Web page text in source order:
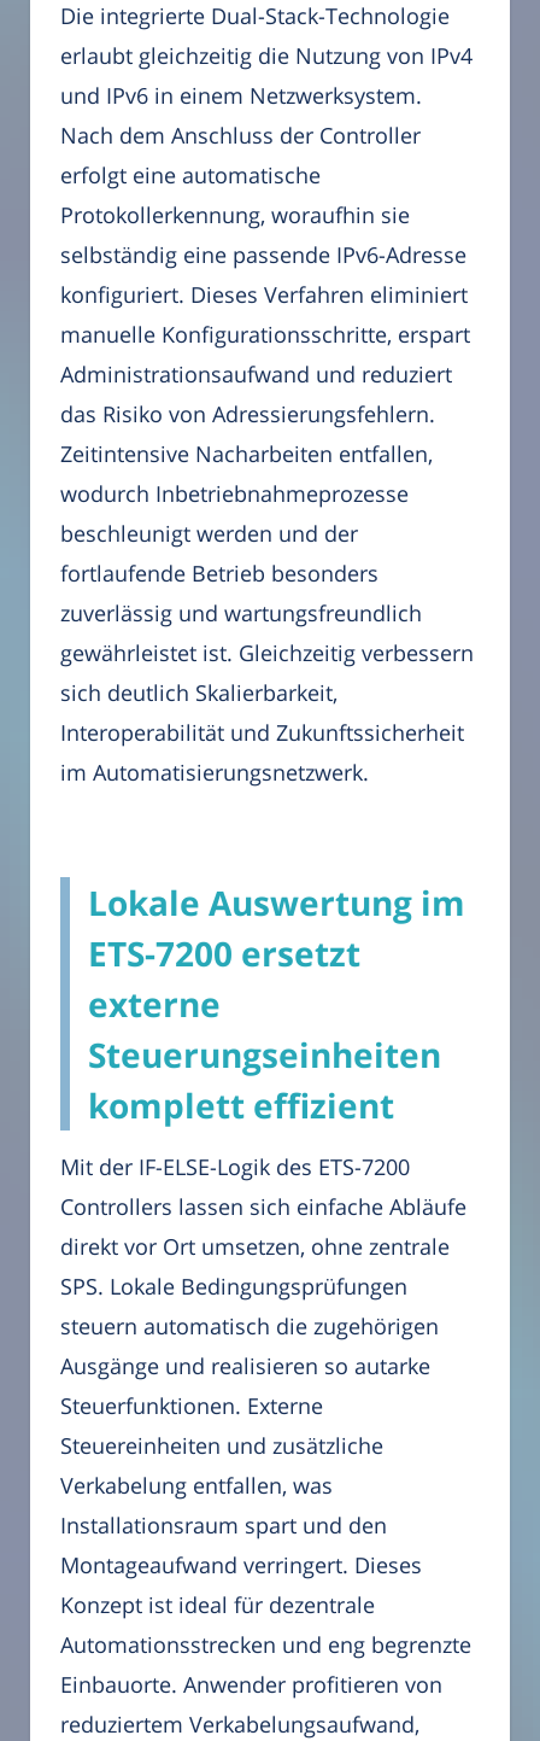
Die integrierte Dual-Stack-Technologie
erlaubt gleichzeitig die Nutzung von IPv4
und IPv6 in einem Netzwerksystem.
Nach dem Anschluss der Controller
erfolgt eine automatische
Protokollerkennung, woraufhin sie
selbständig eine passende IPv6-Adresse
konfiguriert. Dieses Verfahren eliminiert
manuelle Konfigurationsschritte, erspart
Administrationsaufwand und reduziert
das Risiko von Adressierungsfehlern.
Zeitintensive Nacharbeiten entfallen,
wodurch Inbetriebnahmeprozesse
beschleunigt werden und der
fortlaufende Betrieb besonders
zuverlässig und wartungsfreundlich
gewährleistet ist. Gleichzeitig verbessern
sich deutlich Skalierbarkeit,
Interoperabilität und Zukunftssicherheit
im Automatisierungsnetzwerk.
Lokale Auswertung im
ETS-7200 ersetzt
externe
Steuerungseinheiten
komplett effizient
Mit der IF-ELSE-Logik des ETS-7200
Controllers lassen sich einfache Abläufe
direkt vor Ort umsetzen, ohne zentrale
SPS. Lokale Bedingungsprüfungen
steuern automatisch die zugehörigen
Ausgänge und realisieren so autarke
Steuerfunktionen. Externe
Steuereinheiten und zusätzliche
Verkabelung entfallen, was
Installationsraum spart und den
Montageaufwand verringert. Dieses
Konzept ist ideal für dezentrale
Automationsstrecken und eng begrenzte
Einbauorte. Anwender profitieren von
reduziertem Verkabelungsaufwand,